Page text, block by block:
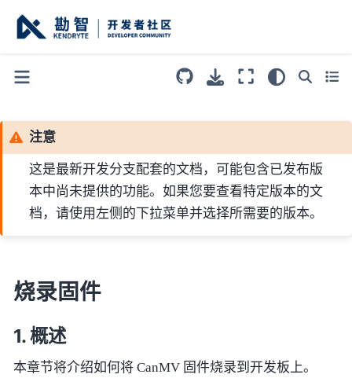
注意
这是最新开发分支配套的文档，可能包含已发布版
本中尚未提供的功能。如果您要查看特定版本的文
档，请使用左侧的下拉菜单并选择所需要的版本。
烧录固件
概述
本章节将介绍如何将 CanMV 固件烧录到开发板上。